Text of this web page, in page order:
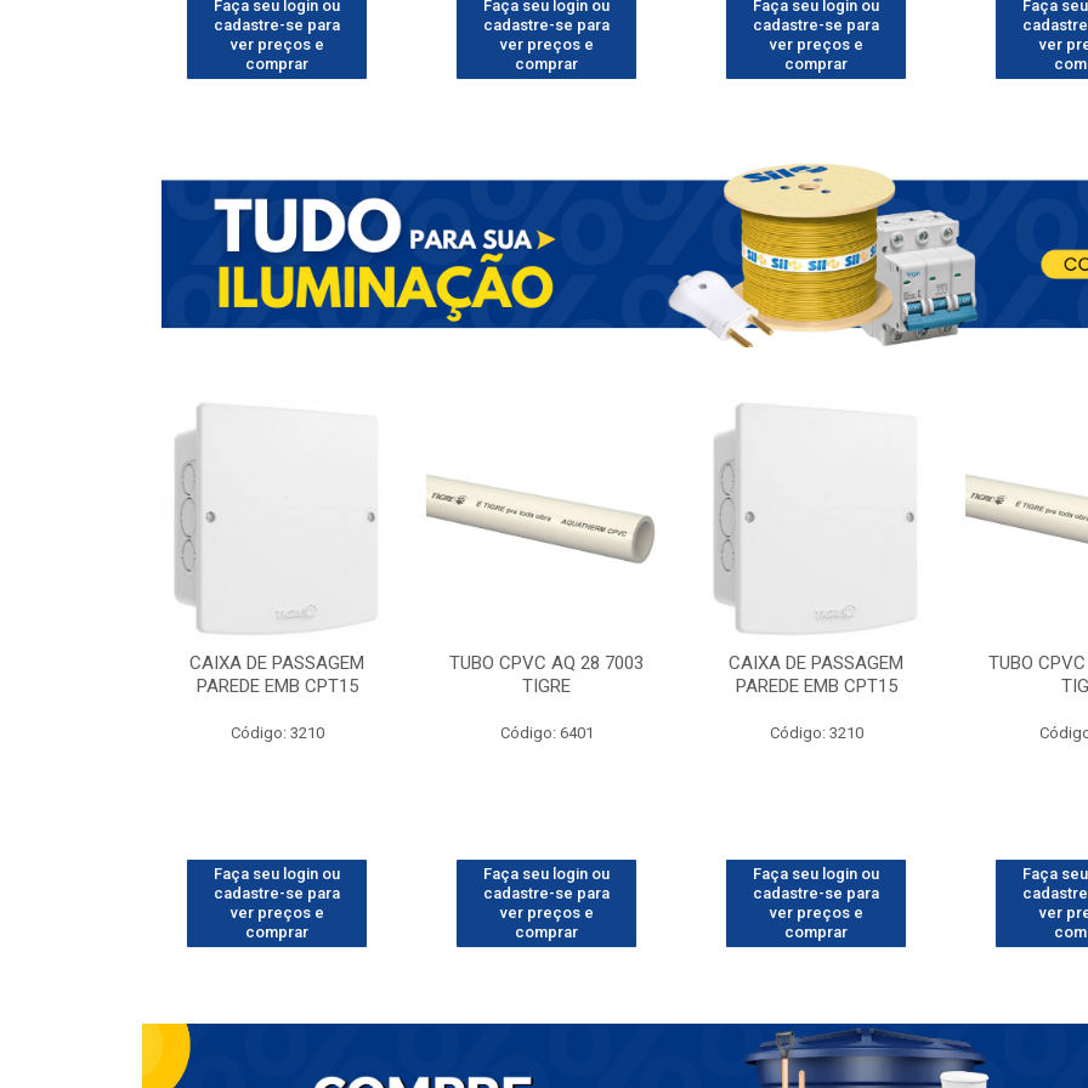
Faça seu login ou
cadastre-se para
ver preços e
comprar
Faça seu login ou
cadastre-se para
ver preços e
comprar
Faça seu login ou
cadastre-se para
ver preços e
comprar
Faça
ver
CAIXA DE PASSAGEM
PAREDE EMB CPT15
Código: 3210
Faça seu login ou
cadastre-se para
ver preços e
comprar
TUBO CPVC AQ 28 7003
TIGRE
Código: 6401
Faça seu login ou
cadastre-se para
ver preços e
comprar
CAIXA DE PASSAGEM
PAREDE EMB CPT15
Código: 3210
Faça seu login ou
cadastre-se para
ver preços e
comprar
TUBO
Faça
ver